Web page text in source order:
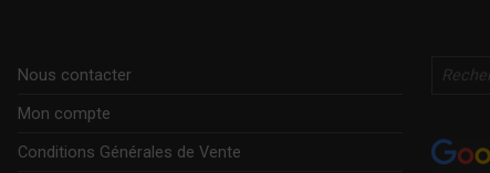
Nous contacter
Mon compte
Conditions Générales de Vente